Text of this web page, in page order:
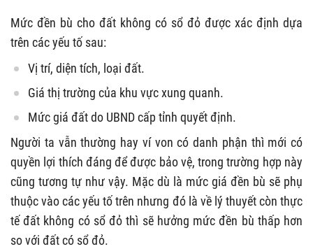
Mức đền bù cho đất không có sổ đỏ được xác định dựa
trên các yếu tố sau:
Vị trí, diện tích, loại đất.
Giá thị trường của khu vực xung quanh.
Mức giá đất do UBND cấp tỉnh quyết định.
Người ta vẫn thường hay ví von có danh phận thì mới có
quyền lợi thích đáng để được bảo vệ, trong trường hợp này
cũng tương tự như vậy. Mặc dù là mức giá đền bù sẽ phụ
thuộc vào các yếu tố trên nhưng đó là về lý thuyết còn thực
tế đất không có sổ đỏ thì sẽ hưởng mức đền bù thấp hơn
so với đất có sổ đỏ.